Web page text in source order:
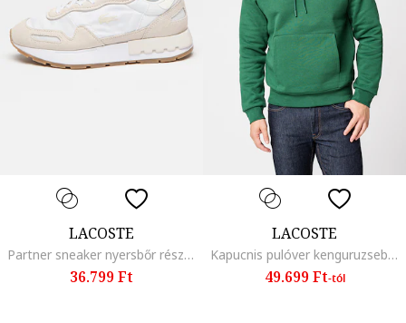
LACOSTE
Partner sneaker nyersbőr részletekkel, Fehér/Drapp
36.799 Ft
LACOSTE
Kapucnis pulóver kenguruzsebbel, Sötétzöld
49.699 Ft-tól